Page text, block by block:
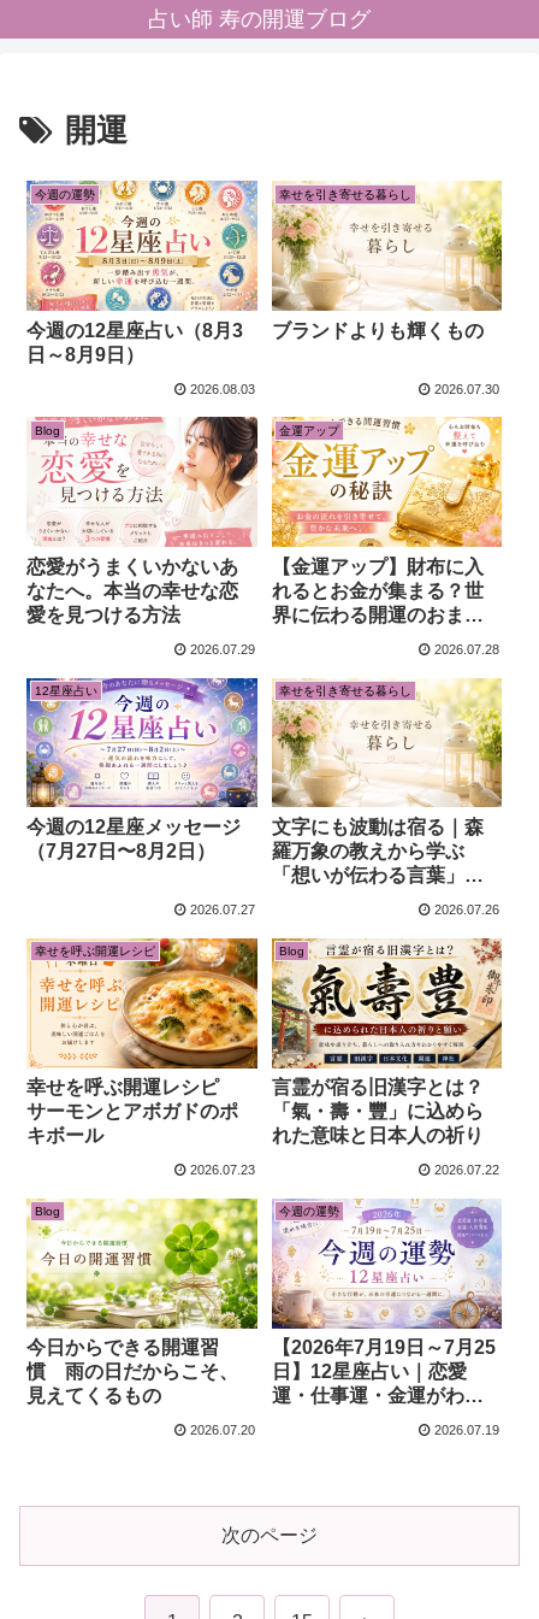
占い師 寿の開運ブログ
開運
今週の運勢
今週の12星座占い（8月3
日～8月9日）
2026.08.03
幸せを引き寄せる暮らし
ブランドよりも輝くもの
2026.07.30
Blog
恋愛がうまくいかないあ
なたへ。本当の幸せな恋
愛を見つける方法
2026.07.29
金運アップ
【金運アップ】財布に入
れるとお金が集まる？世
界に伝わる開運のおまじ
2026.07.28
12星座占い
今週の12星座メッセージ
（7月27日〜8月2日）
2026.07.27
幸せを引き寄せる暮らし
文字にも波動は宿る｜森
羅万象の教えから学ぶ
「想いが伝わる言葉」の
2026.07.26
幸せを呼ぶ開運レシピ
幸せを呼ぶ開運レシピ
サーモンとアボガドのポ
キボール
2026.07.23
Blog
言霊が宿る旧漢字とは？
「氣・壽・豐」に込めら
れた意味と日本人の祈り
2026.07.22
Blog
今日からできる開運習
慣 雨の日だからこそ、
見えてくるもの
2026.07.20
今週の運勢
【2026年7月19日～7月25
日】12星座占い｜恋愛
運・仕事運・金運がわか
2026.07.19
次のページ